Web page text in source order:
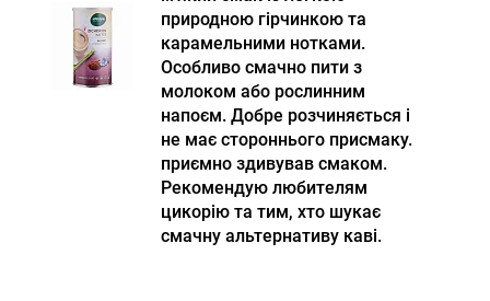
природною гірчинкою та
карамельними нотками.
Особливо смачно пити з
молоком або рослинним
напоєм. Добре розчиняється і
не має стороннього присмаку.
приємно здивував смаком.
Рекомендую любителям
цикорію та тим, хто шукає
смачну альтернативу каві.